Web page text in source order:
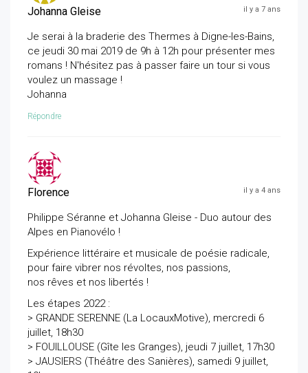
Johanna Gleise il y a 7 ans
Je serai à la braderie des Thermes à Digne-les-Bains,
ce jeudi 30 mai 2019 de 9h à 12h pour présenter mes
romans ! N'hésitez pas à passer faire un tour si vous
voulez un massage !
Johanna
Répondre
Florence il y a 4 ans
Philippe Séranne et Johanna Gleise - Duo autour des
Alpes en Pianovélo !
Expérience littéraire et musicale de poésie radicale,
pour faire vibrer nos révoltes, nos passions,
nos rêves et nos libertés !
Les étapes 2022 :
> GRANDE SERENNE (La LocauxMotive), mercredi 6
juillet, 18h30
> FOUILLOUSE (Gîte les Granges), jeudi 7 juillet, 17h30
> JAUSIERS (Théâtre des Sanières), samedi 9 juillet,